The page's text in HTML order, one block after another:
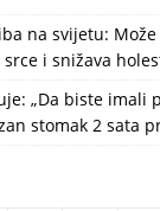
na svijetu:
i snižava
„Da biste imali
stomak 2 sata